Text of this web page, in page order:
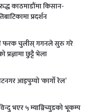
काठमाडौंमा किसान-
प्रदर्शन
फरक चुलीस् गगनले सुरु गरे
छुट्टै भेला
आइपुग्यो ‘कार्गो रेल’
भएर ५ म्याग्निच्युडको भूकम्प